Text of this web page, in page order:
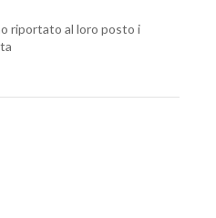
riportato al loro posto i